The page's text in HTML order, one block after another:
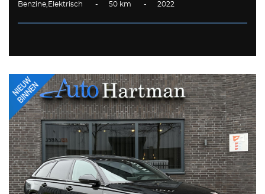
Benzine,Elektrisch - 50 km - 2022